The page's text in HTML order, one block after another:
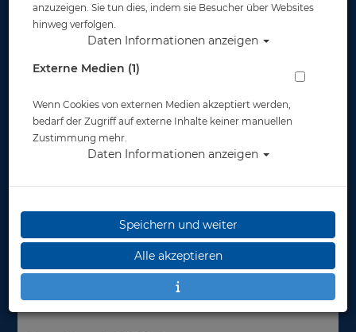
Scubapro - 2. Stufe A700
Artikelnr.: scu-11700000
anzuzeigen. Sie tun dies, indem sie Besucher über Websites
hinweg verfolgen.
Daten Informationen anzeigen
Externe Medien (1)
Wenn Cookies von externen Medien akzeptiert werden,
bedarf der Zugriff auf externe Inhalte keiner manuellen
Zustimmung mehr.
Daten Informationen anzeigen
Speichern und weiter
Alle akzeptieren